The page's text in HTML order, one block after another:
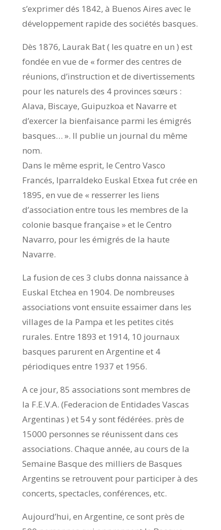
s’exprimer dés 1842, à Buenos Aires avec le
développement rapide des sociétés basques.
Dès 1876, Laurak Bat ( les quatre en un ) est
fondée en vue de « former des centres de
réunions, d’instruction et de divertissements
pour les naturels des 4 provinces sœurs :
Alava, Biscaye, Guipuzkoa et Navarre et
d’exercer la bienfaisance parmi les émigrés
basques… ». Il publie un journal du même
nom.
Dans le même esprit, le Centro Vasco
Francés, Iparraldeko Euskal Etxea fut crée en
1895, en vue de « resserrer les liens
d’association entre tous les membres de la
colonie basque française » et le Centro
Navarro, pour les émigrés de la haute
Navarre.
La fusion de ces 3 clubs donna naissance à
Euskal Etchea en 1904. De nombreuses
associations vont ensuite essaimer dans les
villages de la Pampa et les petites cités
rurales. Entre 1893 et 1914, 10 journaux
basques parurent en Argentine et 4
périodiques entre 1937 et 1956.
A ce jour, 85 associations sont membres de
la F.E.V.A. (Federacion de Entidades Vascas
Argentinas ) et 54 y sont fédérées. près de
15000 personnes se réunissent dans ces
associations. Chaque année, au cours de la
Semaine Basque des milliers de Basques
Argentins se retrouvent pour participer à des
concerts, spectacles, conférences, etc.
Aujourd’hui, en Argentine, ce sont près de